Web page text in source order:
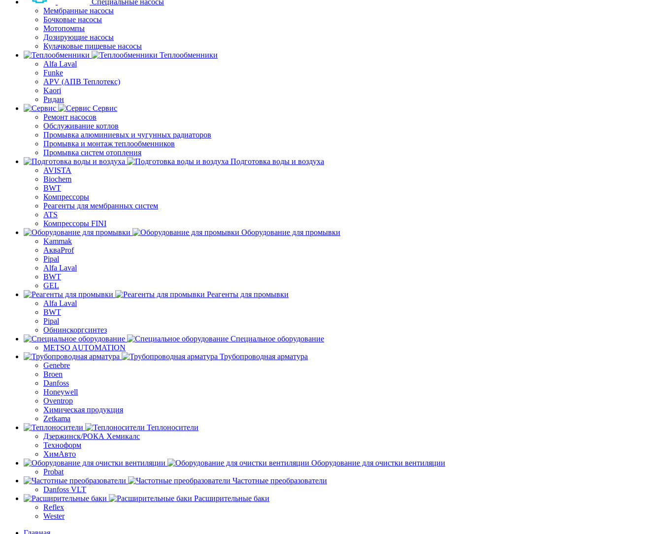
Специальные насосы
Мембранные насосы
Бочковые насосы
Мотопомпы
Дозирующие насосы
Кулачковые пищевые насосы
Теплообменники
Alfa Laval
Funke
APV (АПВ Теплотекс)
Kaori
Ридан
Сервис
Ремонт насосов
Обслуживание котлов
Промывка алюминиевых и чугунных радиаторов
Промывка и монтаж теплообменников
Промывка систем отопления
Подготовка воды и воздуха
AVISTA
Biochem
BWT
Компрессоры
Реагенты для мембранных систем
ATS
Компрессоры FINI
Оборудование для промывки
Kammak
АкваProf
Pipal
Alfa Laval
BWT
GEL
Реагенты для промывки
Alfa Laval
BWT
Pipal
Обнинскоргсинтез
Специальное оборудование
METSO AUTOMATION
Трубопроводная арматура
Genebre
Broen
Danfoss
Honeywell
Oventrop
Химическая продукция
Zetkama
Теплоносители
Дзержинск/РОКА Хемикалс
Техноформ
ХимАвто
Оборудование для очистки вентиляции
Probat
Частотные преобразователи
Danfoss VLT
Расширительные баки
Reflex
Wester